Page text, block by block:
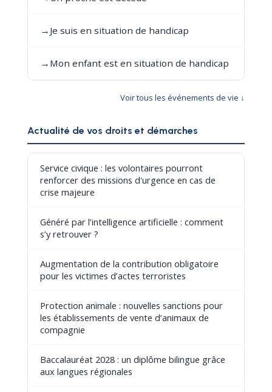
→ Je suis en situation de handicap
→ Mon enfant est en situation de handicap
Voir tous les événements de vie ↓
Actualité de vos droits et démarches
Service civique : les volontaires pourront
renforcer des missions d'urgence en cas de
crise majeure
Généré par l’intelligence artificielle : comment
s’y retrouver ?
Augmentation de la contribution obligatoire
pour les victimes d’actes terroristes
Protection animale : nouvelles sanctions pour
les établissements de vente d’animaux de
compagnie
Baccalauréat 2028 : un diplôme bilingue grâce
aux langues régionales